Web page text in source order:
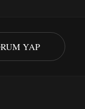
YAP